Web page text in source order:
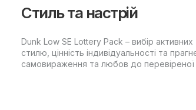
Стиль та настрій
Dunk Low SE Lottery Pack – вибір
стилю, цінність індивідуальності та
самовираження та любов до перевіреної